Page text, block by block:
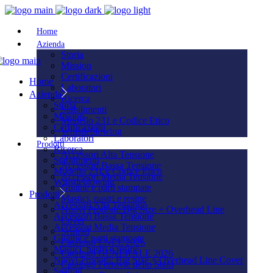
Home
Azienda
Storia
Mission
Certificazioni
Laboratori
Ricerca
Stabilimenti
Modello 231 e Codice Etico
Whistleblowing
Prodotti
Accessori Alta Tensione
Accessori Bassa Tensione
Accessori Media Tensione
Guaine e parti stampate
Mastici, nastri e resine
Nuovi Prodotti: Big Size + Overhead Line
Cover
Sealrad
Catalogo ENEL 2026
Catalogo GENERALE 2026
Catalogo Ferrovie dello Stato
Home
Azienda
Storia
Mission
Certificazioni
Laboratori
Ricerca
Stabilimenti
Modello 231 e Codice Etico
Whistleblowing
Prodotti
Accessori Alta Tensione
Accessori Bassa Tensione
Accessori Media Tensione
Guaine e parti stampate
Mastici, nastri e resine
Nuovi Prodotti: Big Size + Overhead Line Cover